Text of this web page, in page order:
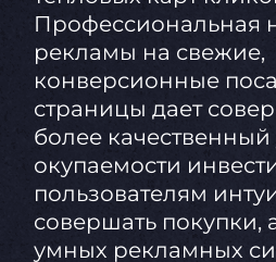
Профессиональная
рекламы на свежие,
конверсионные
страницы дает
более
окупаемости
пользователям
совершать покупки,
умных рекламных